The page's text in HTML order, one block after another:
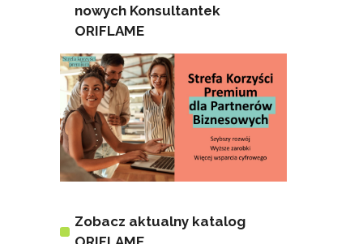
nowych Konsultantek
ORIFLAME
Zobacz aktualny katalog